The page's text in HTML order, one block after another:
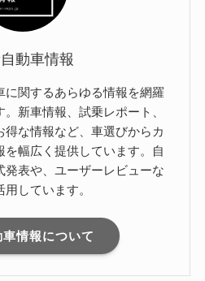
動車情報
関するあらゆる情報を網羅
新車情報、試乗レポート、
得な情報など、車選びからカ
幅広く提供しています。自
表や、ユーザーレビューな
しています。
情報について